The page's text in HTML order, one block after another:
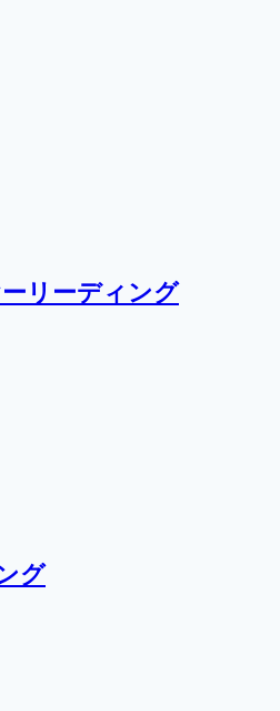
リーディング
グ